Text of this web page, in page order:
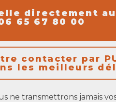
directement au
65 67 80 00
contacter par
les meilleurs
ne transmettrons jamais